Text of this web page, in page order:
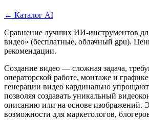
← Каталог AI
Сравнение лучших ИИ-инструментов
видео» (бесплатные, облачный gpu).
рекомендации.
Создание видео — сложная задача,
операторской работе, монтаже и
генерации видео кардинально упрощают
позволяя создавать уникальный
описанию или на основе изображений.
возможности для маркетологов,